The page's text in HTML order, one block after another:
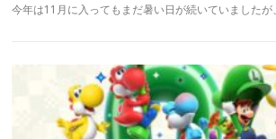
今年は11月に入ってもまだ暑い日が続いていました